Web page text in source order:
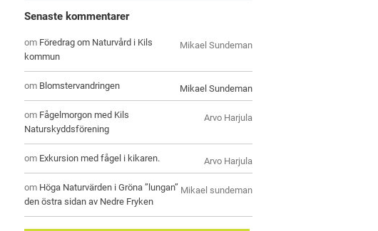
Senaste kommentarer
Mikael Sundeman
om Föredrag om Naturvård i Kils
kommun
Mikael Sundeman
om Blomstervandringen
Arvo Harjula
om Fågelmorgon med Kils
Naturskyddsförening
Arvo Harjula
om Exkursion med fågel i kikaren.
Mikael sundeman
om Höga Naturvärden i Gröna ”lungan”
den östra sidan av Nedre Fryken